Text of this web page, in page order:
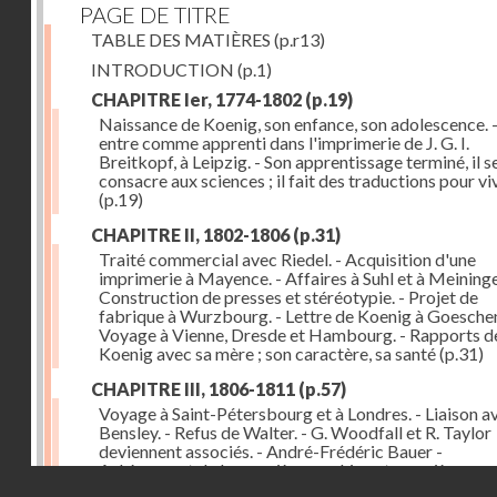
PAGE DE TITRE
TABLE DES MATIÈRES (p.r13)
INTRODUCTION (p.1)
CHAPITRE Ier, 1774-1802 (p.19)
Naissance de Koenig, son enfance, son adolescence.
entre comme apprenti dans l'imprimerie de J. G. I.
Breitkopf, à Leipzig. - Son apprentissage terminé, il
consacre aux sciences ; il fait des traductions pour
(p.19)
CHAPITRE II, 1802-1806(p.31)
Traité commercial avec Riedel. - Acquisition d'une
imprimerie à Mayence. - Affaires à Suhl et à
Construction de presses et stéréotypie. - Projet de
fabrique à Wurzbourg. - Lettre de Koenig à
Voyage à Vienne, Dresde et Hambourg. - Rapports
Koenig avec sa mère ; son caractère, sa santé(p.31)
CHAPITRE III, 1806-1811 (p.57)
Voyage à Saint-Pétersbourg et à Londres. - Liaison
Bensley. - Refus de Walter. - G. Woodfall et R. Taylor
deviennent associés. - André-Frédéric Bauer -
Achèvement de la première machine et premières